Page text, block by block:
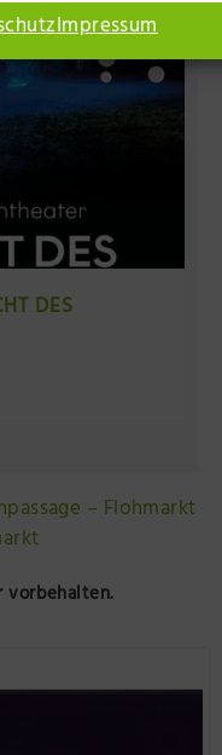
Impressum
DES
– Flohmarkt